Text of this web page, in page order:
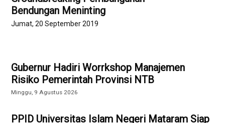
Bendungan Meninting
Jumat, 20 September 2019
Gubernur Hadiri Worrkshop Manajemen
Risiko Pemerintah Provinsi NTB
Minggu, 9 Agustus 2026
PPID Universitas Islam Negeri Mataram Siap